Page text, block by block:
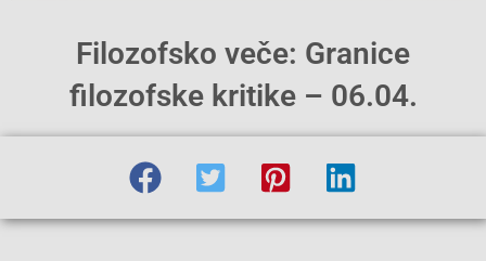
Filozofsko veče: Granice
filozofske kritike – 06.04.